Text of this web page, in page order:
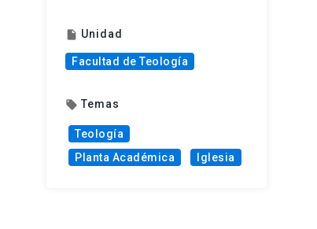
insert_drive_file Unidad
Facultad de Teología
local_offer Temas
Teología
Planta Académica
Iglesia